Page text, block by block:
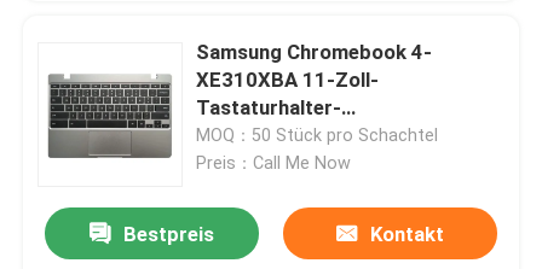
Fordern Sie ein Zitat
Dell-LCD-Bildschirm-Ersatz
Samsung Chromebook 4-
XE310XBA 11-Zoll-
Tastaturhalter-
Tastaturmontage Silber BA98-
01976A BA61-03989A
MOQ：50 Stück pro Schachtel
Preis：Call Me Now
Bestpreis Kontakt